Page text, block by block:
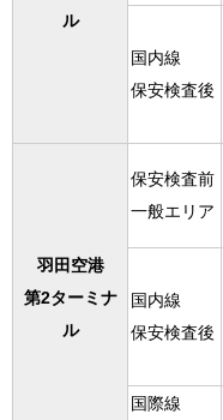
ル
国内線
保安検査後
羽田空港
第2ターミナ
ル
保安検査前
一般エリア
国内線
保安検査後
国際線